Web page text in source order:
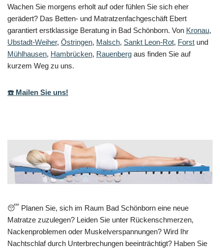
Wachen Sie morgens erholt auf oder fühlen Sie sich eher
gerädert? Das Betten- und Matratzenfachgeschäft Ebert
garantiert erstklassige Beratung in Bad Schönborn. Von Kronau,
Ubstadt-Weiher, Östringen, Malsch, Sankt Leon-Rot, Forst und
Mühlhausen, Hambrücken, Rauenberg aus finden Sie auf
kurzem Weg zu uns.
☎️ Mailen Sie uns!
😴 Planen Sie, sich im Raum Bad Schönborn eine neue
Matratze zuzulegen? Leiden Sie unter Rückenschmerzen,
Nackenproblemen oder Muskelverspannungen? Wird Ihr
Nachtschlaf durch Unterbrechungen beeinträchtigt? Haben Sie